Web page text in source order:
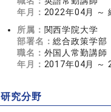
年月： 2022年04月 ～
所属： 関西学院大学
部署名：総合政策学部
職名： 外国人常勤講師
年月： 2017年04月 ～
研究分野